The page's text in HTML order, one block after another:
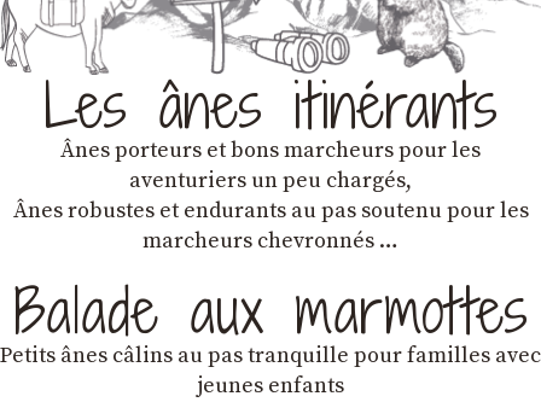
Les ânes itinérants
Ânes porteurs et bons marcheurs pour les
aventuriers un peu chargés,
Ânes robustes et endurants au pas soutenu pour les
marcheurs chevronnés …
Balade aux marmottes
Petits ânes câlins au pas tranquille pour familles avec
jeunes enfants